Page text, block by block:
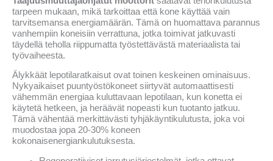
tarpeen mukaan, mikä tarkoittaa että kone käyttää vain
tarvitsemansa energiamäärän. Tämä on huomattava parannus
vanhempiin koneisiin verrattuna, jotka toimivat jatkuvasti
täydellä teholla riippumatta työstettävästä materiaalista tai
työvaiheesta.
Älykkäät lepotilaratkaisut ovat toinen keskeinen ominaisuus.
Nykyaikaiset puuntyöstökoneet siirtyvät automaattisesti
vähemmän energiaa kuluttavaan lepotilaan, kun konetta ei
käytetä hetkeen, ja heräävät nopeasti kun tuotanto jatkuu.
Tämä vähentää merkittävästi tyhjäkäyntikulutusta, joka voi
muodostaa jopa 20-30% koneen
kokonaisenergiankulutuksesta.